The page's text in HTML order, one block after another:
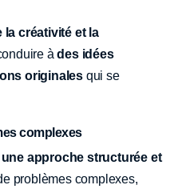
la créativité et la
àdes idées
originales qui se
complexes
approche structurée et
problèmes complexes,